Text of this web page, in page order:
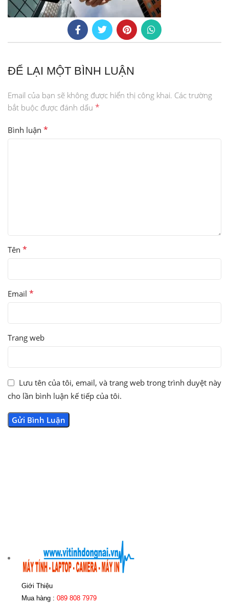
ĐỂ LẠI MỘT BÌNH LUẬN
Email của bạn sẽ không được hiển thị công khai. Các trường
bắt buộc được đánh dấu *
Bình luận *
Tên *
Email *
Trang web
Lưu tên của tôi, email, và trang web trong trình duyệt này
cho lần bình luận kế tiếp của tôi.
Giới Thiệu
Mua hàng : 089 808 7979